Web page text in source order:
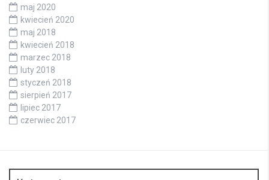
maj 2020
kwiecień 2020
maj 2018
kwiecień 2018
marzec 2018
luty 2018
styczeń 2018
sierpień 2017
lipiec 2017
czerwiec 2017